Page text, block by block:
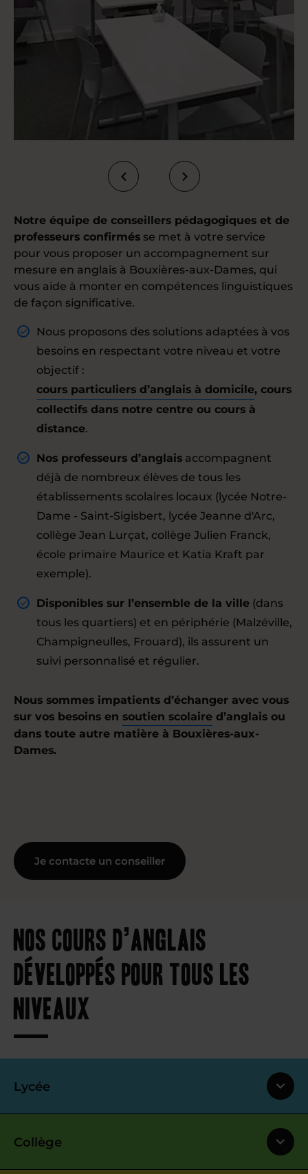
Notre équipe de conseillers pédagogiques et de
professeurs confirmés se met à votre service
pour vous proposer un accompagnement sur
mesure en anglais à Bouxières-aux-Dames, qui
vous aide à monter en compétences linguistiques
de façon significative.
Nous proposons des solutions adaptées à vos
besoins en respectant votre niveau et votre
objectif :
cours particuliers d’anglais à domicile, cours
collectifs dans notre centre ou cours à
distance.
Nos professeurs d’anglais accompagnent
déjà de nombreux élèves de tous les
établissements scolaires locaux (lycée Notre-
Dame - Saint-Sigisbert, lycée Jeanne d'Arc,
collège Jean Lurçat, collège Julien Franck,
école primaire Maurice et Katia Kraft par
exemple).
Disponibles sur l’ensemble de la ville (dans
tous les quartiers) et en périphérie (Malzéville,
Champigneulles, Frouard), ils assurent un
suivi personnalisé et régulier.
Nous sommes impatients d’échanger avec vous
sur vos besoins en soutien scolaire d’anglais ou
dans toute autre matière à Bouxières-aux-
Dames.
Je contacte un conseiller
Nos cours d’anglais
développés pour tous les
niveaux
Lycée
Collège